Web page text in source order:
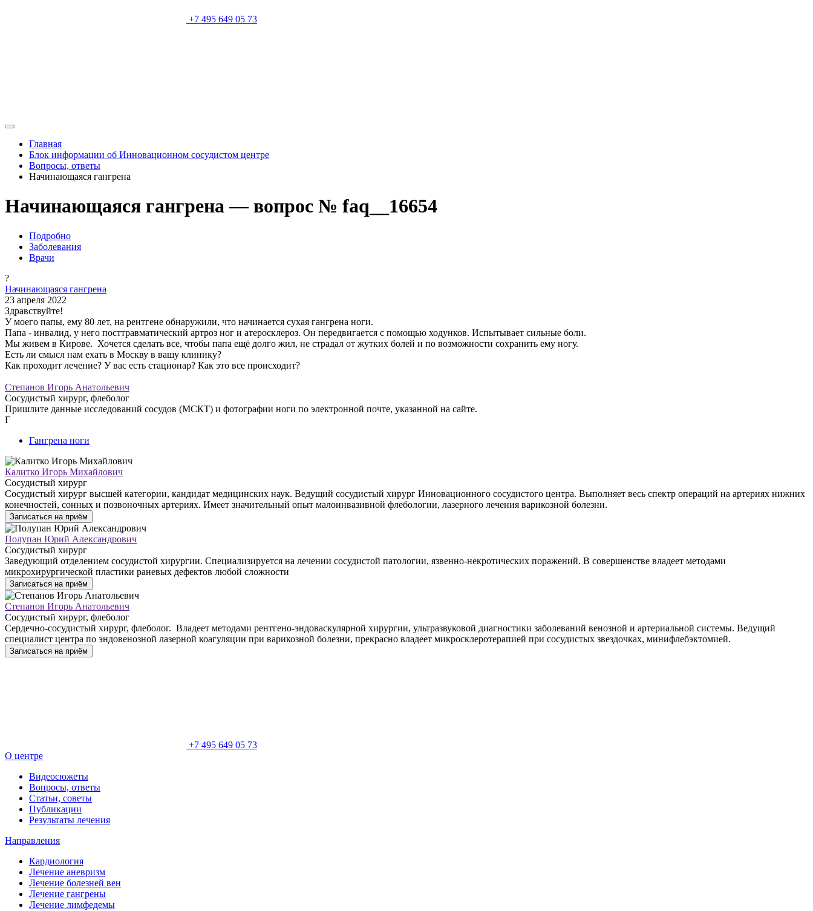
+7 495 649 05 73
Главная
Блок информации об Инновационном сосудистом центре
Вопросы, ответы
Начинающаяся гангрена
Начинающаяся гангрена — вопрос № faq__16654
Подробно
Заболевания
Врачи
?
Начинающаяся гангрена
23 апреля 2022
Здравствуйте!
У моего папы, ему 80 лет, на рентгене обнаружили, что начинается сухая гангрена ноги.
Папа - инвалид, у него посттравматический артроз ног и атеросклероз. Он передвигается с помощью ходунков. Испытывает сильные боли.
Мы живем в Кирове. Хочется сделать все, чтобы папа ещё долго жил, не страдал от жутких болей и по возможности сохранить ему ногу.
Есть ли смысл нам ехать в Москву в вашу клинику?
Как проходит лечение? У вас есть стационар? Как это все происходит?
Степанов Игорь Анатольевич
Сосудистый хирург, флеболог
Пришлите данные исследований сосудов (МСКТ) и фотографии ноги по электронной почте, указанной на сайте.
Г
Гангрена ноги
Калитко Игорь Михайлович
Сосудистый хирург
Сосудистый хирург высшей категории, кандидат медицинских наук. Ведущий сосудистый хирург Инновационного сосудистого центра. Выполняет весь спектр операций на артериях нижних
конечностей, сонных и позвоночных артериях. Имеет значительный опыт малоинвазивной флебологии, лазерного лечения варикозной болезни.
Записаться на приём
Полупан Юрий Александрович
Сосудистый хирург
Заведующий отделением сосудистой хирургии. Специализируется на лечении сосудистой патологии, язвенно-некротических поражений. В совершенстве владеет методами
микрохирургической пластики раневых дефектов любой сложности
Записаться на приём
Степанов Игорь Анатольевич
Сосудистый хирург, флеболог
Сердечно-сосудистый хирург, флеболог. Владеет методами рентгено-эндоваскулярной хирургии, ультразвуковой диагностики заболеваний венозной и артериальной системы. Ведущий
специалист центра по эндовенозной лазерной коагуляции при варикозной болезни, прекрасно владеет микросклеротерапией при сосудистых звездочках, минифлебэктомией.
Записаться на приём
+7 495 649 05 73
О центре
Видеосюжеты
Вопросы, ответы
Статьи, советы
Публикации
Результаты лечения
Направления
Кардиология
Лечение аневризм
Лечение болезней вен
Лечение гангрены
Лечение лимфедемы